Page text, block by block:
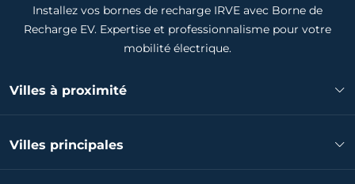
Installez vos bornes de recharge IRVE avec Borne de
Recharge EV. Expertise et professionnalisme pour votre
mobilité électrique.
Villes à proximité
Installateur borne de recharge Pont-Évêque
Installateur borne de recharge Septème
Villes principales